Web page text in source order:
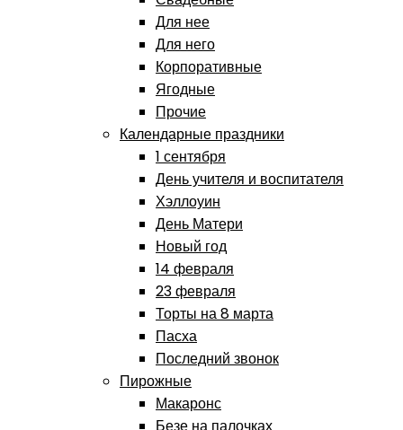
Для нее
Для него
Корпоративные
Ягодные
Прочие
Календарные праздники
1 сентября
День учителя и воспитателя
Хэллоуин
День Матери
Новый год
14 февраля
23 февраля
Торты на 8 марта
Пасха
Последний звонок
Пирожные
Макаронс
Безе на палочках